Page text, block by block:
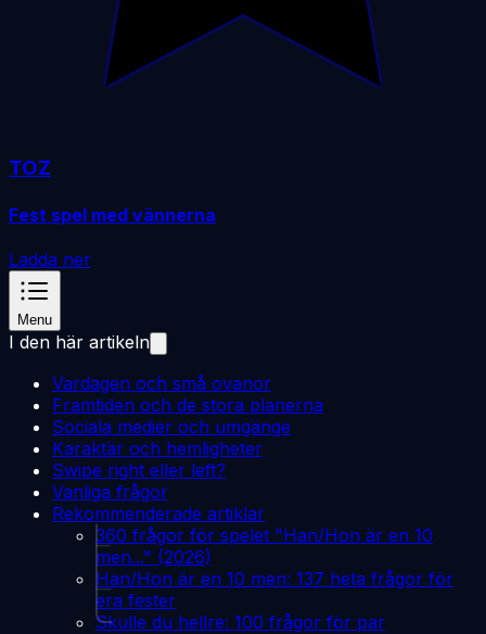
TOZ
Fest spel med vännerna
Ladda ner
Menu
I den här artikeln
Vardagen och små ovanor
Framtiden och de stora planerna
Sociala medier och umgänge
Karaktär och hemligheter
Swipe right eller left?
Vanliga frågor
Rekommenderade artiklar
360 frågor för spelet "Han/Hon är en 10
men..." (2026)
Han/Hon är en 10 men: 137 heta frågor för
era fester
Skulle du hellre: 100 frågor för par